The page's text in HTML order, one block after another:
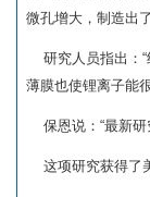
微孔增大，制造出
研究人员指出：“
薄膜也使锂离子能
保恩说：“最新研
这项研究获得了